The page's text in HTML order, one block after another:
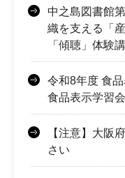
中之島図書館
織を支える「
「傾聴」体験講
令和8年度 食
食品表示学習会
【注意】大阪
さい